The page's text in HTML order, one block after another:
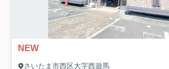
NEW
さいたま市西区大字西遊馬